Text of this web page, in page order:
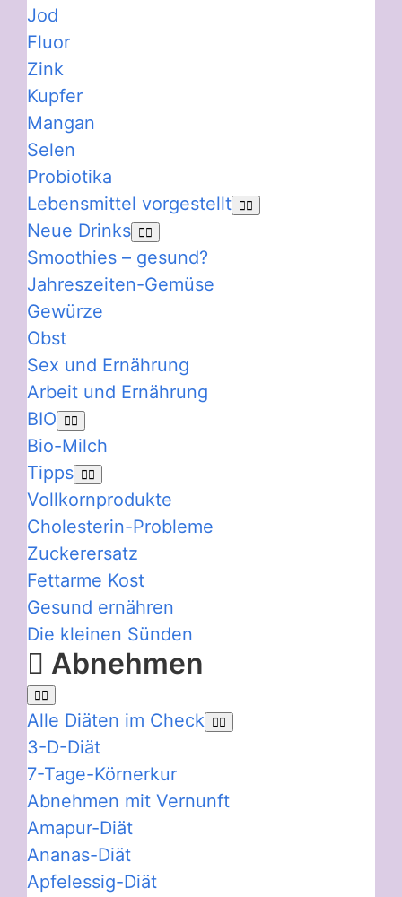
Jod
Fluor
Zink
Kupfer
Mangan
Selen
Probiotika
Lebensmittel vorgestellt
Neue Drinks
Smoothies – gesund?
Jahreszeiten-Gemüse
Gewürze
Obst
Sex und Ernährung
Arbeit und Ernährung
BIO
Bio-Milch
Tipps
Vollkornprodukte
Cholesterin-Probleme
Zuckerersatz
Fettarme Kost
Gesund ernähren
Die kleinen Sünden
Abnehmen
Alle Diäten im Check
3-D-Diät
7-Tage-Körnerkur
Abnehmen mit Vernunft
Amapur-Diät
Ananas-Diät
Apfelessig-Diät